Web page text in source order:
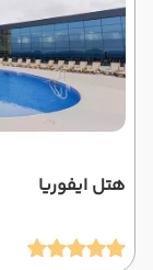
هتل ایفوریا